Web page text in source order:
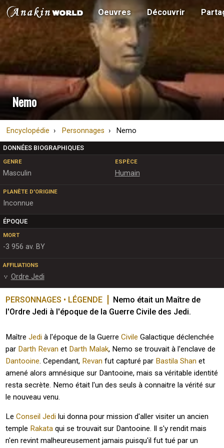
Oeuvres Découvrir
Nemo
Encyclopédie Personnages Nemo
DONNÉES BIOGRAPHIQUES
GENRE
Masculin
ESPÈCE
Humain
PLANÈTE D'ORIGINE
Inconnue
ÉPOQUE
MORT
-3 956 av. BY
AFFILIATIONS
Ordre Jedi
PERSONNAGES • LÉGENDE
Nemo était un Maître de
l'Ordre Jedi à l'époque de la Guerre Civile des Jedi.
MaîtreJedi à l'époque de la GuerreCivile Galactique déclenchée
par Darth Revan et Darth Malak, Nemo se trouvait à l'enclave de
Dantooine. Cependant, Revan fut capturé par Bastila Shan et
amené alors amnésique sur Dantooine, mais sa véritable identité
resta secrète. Nemo était l'un des seuls à connaitre la vérité sur
le nouveau venu.
LeConseil Jedi lui donna pour mission d'aller visiter un ancien
temple Rakata qui se trouvait sur Dantooine. Il s'y rendit mais
n'en revint malheureusement jamais puisqu'il fut tué par un